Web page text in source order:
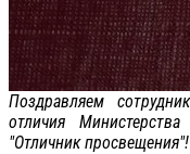
Поздравляем
отличия
"Отличник просвещения"!